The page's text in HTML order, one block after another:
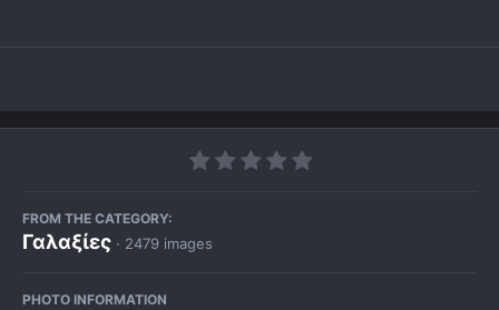
FROM THE CATEGORY:
Γαλαξίες · 2479 images
PHOTO INFORMATION